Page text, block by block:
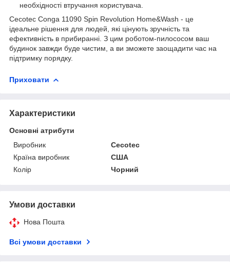
необхідності втручання користувача.
Cecotec Conga 11090 Spin Revolution Home&Wash - це
ідеальне рішення для людей, які цінують зручність та
ефективність в прибиранні. З цим роботом-пилососом ваш
будинок завжди буде чистим, а ви зможете заощадити час на
підтримку порядку.
Приховати
Характеристики
Основні атрибути
Виробник
Cecotec
Країна виробник
США
Колір
Чорний
Умови доставки
Нова Пошта
Всі умови доставки